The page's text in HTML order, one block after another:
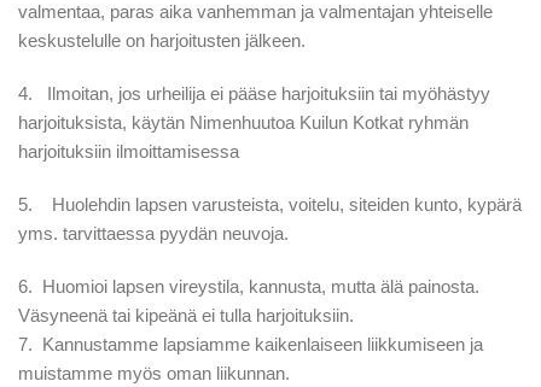
valmentaa, paras aika vanhemman ja valmentajan yhteiselle
keskustelulle on harjoitusten jälkeen.
4. Ilmoitan, jos urheilija ei pääse harjoituksiin tai myöhästyy
harjoituksista, käytän Nimenhuutoa Kuilun Kotkat ryhmän
harjoituksiin ilmoittamisessa
5. Huolehdin lapsen varusteista, voitelu, siteiden kunto, kypärä
yms. tarvittaessa pyydän neuvoja.
6. Huomioi lapsen vireystila, kannusta, mutta älä painosta.
Väsyneenä tai kipeänä ei tulla harjoituksiin.
7. Kannustamme lapsiamme kaikenlaiseen liikkumiseen ja
muistamme myös oman liikunnan.